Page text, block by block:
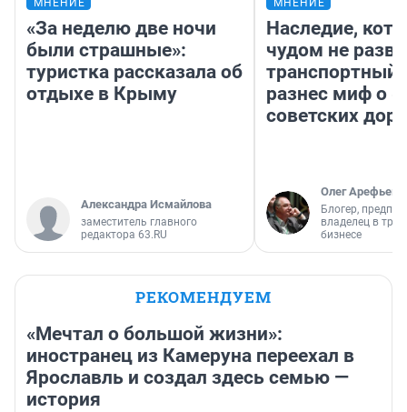
МНЕНИЕ
«За неделю две ночи
были страшные»:
туристка рассказала об
отдыхе в Крыму
Александра Исмайлова
заместитель главного
редактора 63.RU
МНЕНИЕ
Наследие,
чудом не
транспортный
разнес миф о
советских
Олег Арефьев
Блогер,
владелец в
бизнесе
РЕКОМЕНДУЕМ
«Мечтал о большой жизни»:
иностранец из Камеруна переехал в
Ярославль и создал здесь семью —
история